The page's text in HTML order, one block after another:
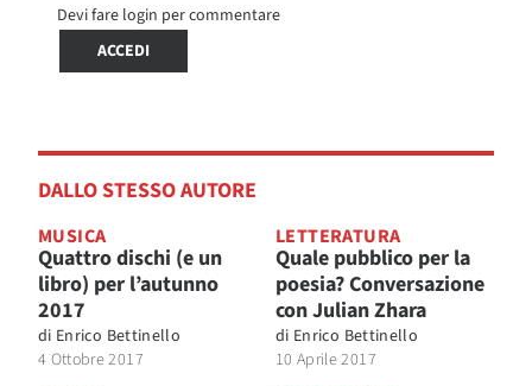
Devi fare login per commentare
ACCEDI
DALLO STESSO AUTORE
MUSICA
Quattro dischi (e un
libro) per l’autunno
2017
di Enrico Bettinello
4 Ottobre 2017
LETTERATURA
Quale pubblico per la
poesia? Conversazione
con Julian Zhara
di Enrico Bettinello
10 Aprile 2017